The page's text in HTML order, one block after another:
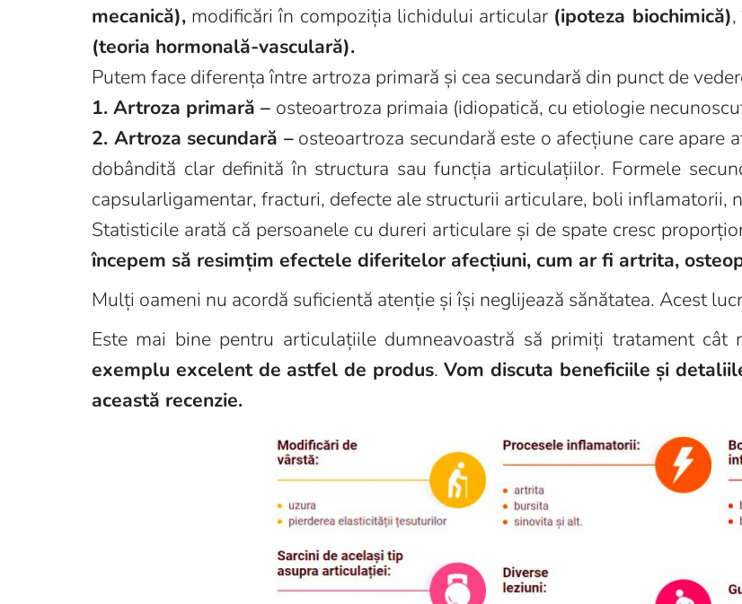
mecanică), modificări în compoziția lichidului articular (ipoteza biochimică)
(teoria hormonală-vasculară).
Putem face diferența între artroza primară și cea secundară din punct de
1. Artroza primară – osteoartroza primaia (idiopatică, cu etiologie
2. Artroza secundară –osteoartroza secundară este o afecțiune care apare
dobândită clar definită în structura sau funcția articulațiilor. Formele
capsularligamentar, fracturi, defecte ale structurii articulare, boli inflamatorii,
Statisticile arată că persoanele cu dureri articulare și de spate cresc
începem să resimțim efectele diferitelor afecțiuni, cum ar fi artrita,
Mulți oameni nu acordă suficientă atenție și își neglijează sănătatea. Acest
Este mai bine pentru articulațiile dumneavoastră să primiți tratament cât
exemplu excelent de astfel de produs. Vom discuta beneficiile și
această recenzie.